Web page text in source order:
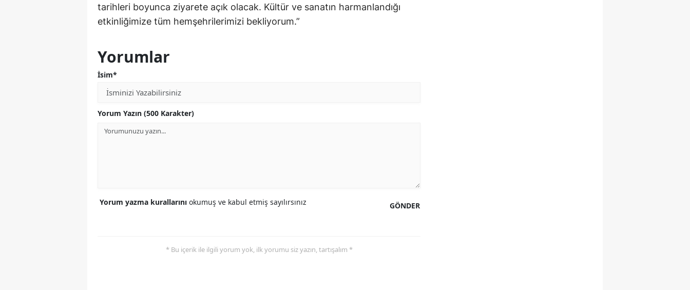
tarihleri boyunca ziyarete açık olacak. Kültür ve sanatın harmanlandığı
etkinliğimize tüm hemşehrilerimizi bekliyorum.”
Yorumlar
İsim*
Yorum Yazın (500 Karakter)
GÖNDER
Yorum yazma kurallarını okumuş ve kabul etmiş sayılırsınız
* Bu içerik ile ilgili yorum yok, ilk yorumu siz yazın, tartışalım *